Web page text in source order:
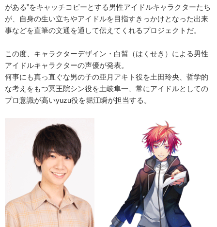
がある”をキャッチコピーとする男性アイドルキャラクターたち
が、自身の生い立ちやアイドルを目指すきっかけとなった出来
事などを直筆の文通を通して伝えてくれるプロジェクトだ。
この度、キャラクターデザイン・白皙（はくせき）による男性
アイドルキャラクターの声優が発表。
何事にも真っ直ぐな男の子の亜月アキト役を土田玲央、哲学的
な考えをもつ冥王院シン役を土岐隼一、常にアイドルとしての
プロ意識が高いyuzu役を堀江瞬が担当する。